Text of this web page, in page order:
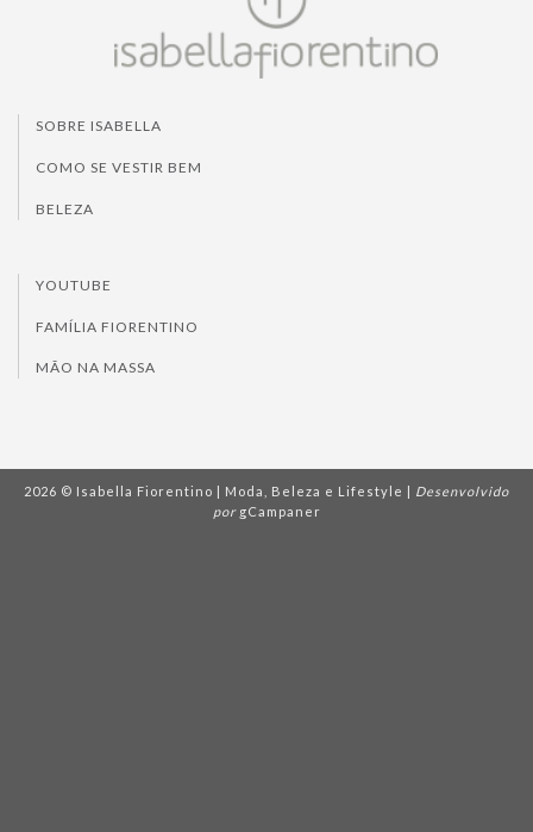
SOBRE ISABELLA
COMO SE VESTIR BEM
BELEZA
YOUTUBE
FAMÍLIA FIORENTINO
MÃO NA MASSA
2026 © Isabella Fiorentino | Moda, Beleza e Lifestyle | Desenvolvido
por gCampaner